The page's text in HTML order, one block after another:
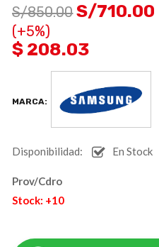
S/850.00 S/710.00
(+5%)
$ 208.03
MARCA:
Disponibilidad: En Stock
Prov/Cdro
Stock: +10